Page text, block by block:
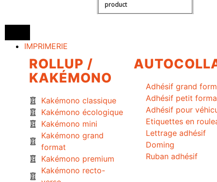
product
IMPRIMERIE
ROLLUP /
KAKÉMONO
Kakémono classique
Kakémono écologique
Kakémono mini
Kakémono grand
format
Kakémono premium
Kakémono recto-
Adhésif grand
Adhésif petit
Adhésif pour
Etiquettes en
Lettrage adhésif
Doming
Ruban adhésif